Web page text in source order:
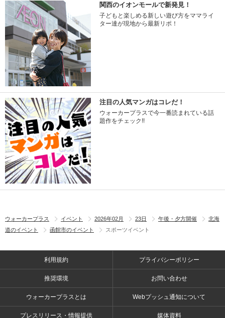
関西のイオンモールで新発見！
子どもと楽しめる新しい遊び方をママライ
ター達が現地から最新リポ！
注目の人気マンガはコレだ！
ウォーカープラスで今一番読まれている話
題作をチェック!!
ウォーカープラス イベント 2026年02月 23日 午後・夕方開催
北海
道のイベント
函館市のイベント スポーツイベント
利用規約 プライバシーポリシー
推奨環境 お問い合わせ
ウォーカープラスとは Webプッシュ通知について
プレスリリース・情報提供 媒体資料